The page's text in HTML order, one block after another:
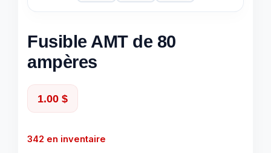
Fusible AMT de 80
ampères
1.00 $
342 en inventaire